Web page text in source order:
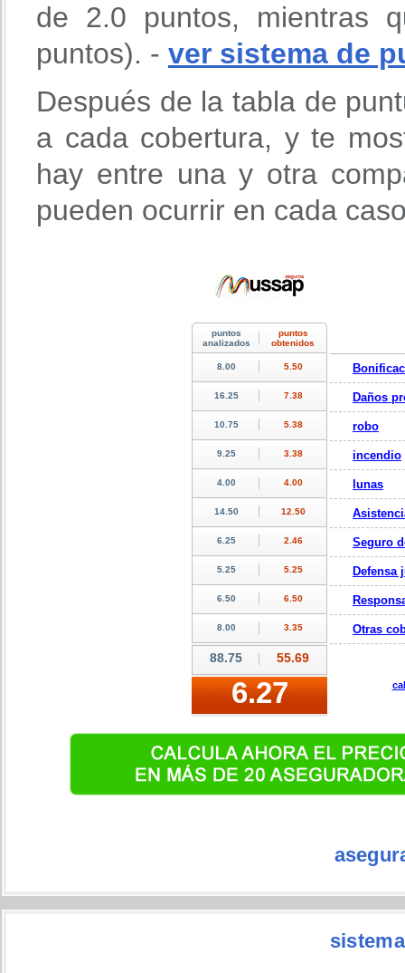
de 2.0 puntos, mientras
puntos). - ver sistema de
Después de la tabla de
a cada cobertura, y te
hay entre una y otra
pueden ocurrir en cada
Daños
robo
incendio
lunas
Seguro
Defensa
Otras